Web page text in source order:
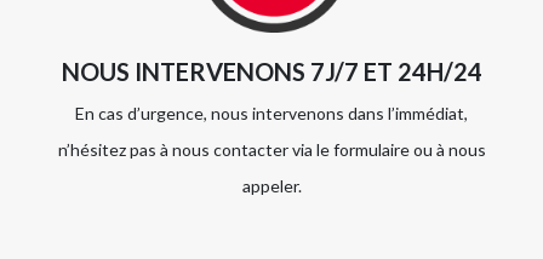
NOUS INTERVENONS 7J/7 ET 24H/24
En cas d’urgence, nous intervenons dans l’immédiat,
n’hésitez pas à nous contacter via le formulaire ou à nous
appeler.